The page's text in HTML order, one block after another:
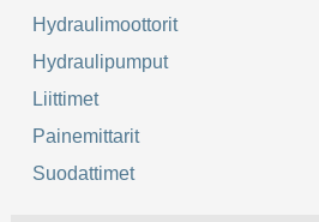
Hydraulimoottorit
Hydraulipumput
Liittimet
Painemittarit
Suodattimet